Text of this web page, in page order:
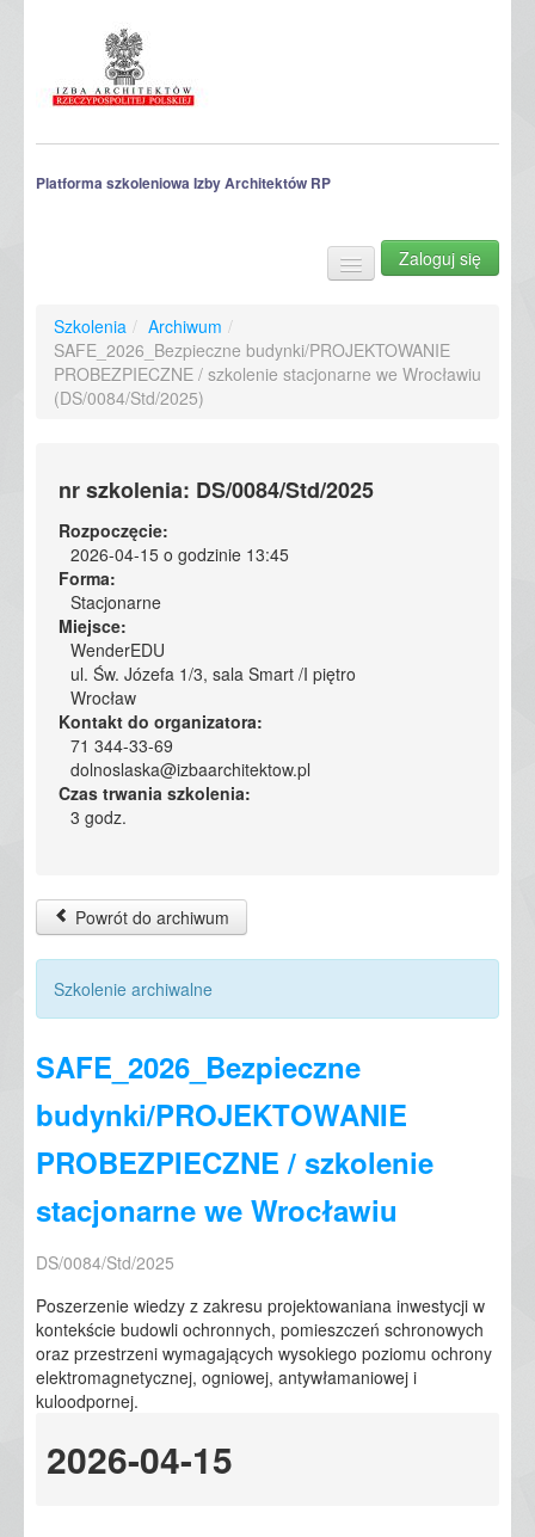
Platforma szkoleniowa Izby Architektów RP
Zaloguj się
Szkolenia / Archiwum /
SAFE_2026_Bezpieczne budynki/PROJEKTOWANIE
PROBEZPIECZNE / szkolenie stacjonarne we Wrocławiu
(DS/0084/Std/2025)
nr szkolenia: DS/0084/Std/2025
Rozpoczęcie:
2026-04-15 o godzinie 13:45
Forma:
Stacjonarne
Miejsce:
WenderEDU
ul. Św. Józefa 1/3, sala Smart /I piętro
Wrocław
Kontakt do organizatora:
71 344-33-69
dolnoslaska@izbaarchitektow.pl
Czas trwania szkolenia:
3 godz.
Powrót do archiwum
Szkolenie archiwalne
SAFE_2026_Bezpieczne
budynki/PROJEKTOWANIE
PROBEZPIECZNE / szkolenie
stacjonarne we Wrocławiu
DS/0084/Std/2025
Poszerzenie wiedzy z zakresu projektowaniana inwestycji w
kontekście budowli ochronnych, pomieszczeń schronowych
oraz przestrzeni wymagających wysokiego poziomu ochrony
elektromagnetycznej, ogniowej, antywłamaniowej i
kuloodpornej.
2026-04-15